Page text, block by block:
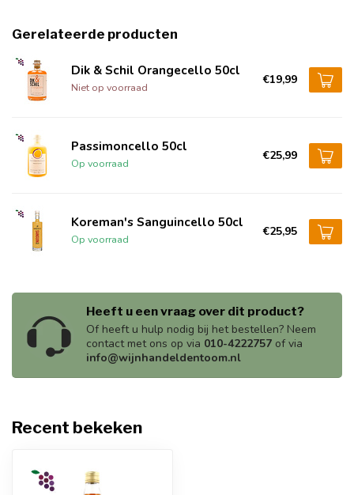
Gerelateerde producten
Dik & Schil Orangecello 50cl
Niet op voorraad
€19,99
Passimoncello 50cl
Op voorraad
€25,99
Koreman's Sanguincello 50cl
Op voorraad
€25,95
Heeft u een vraag over dit product?
Of heeft u hulp nodig bij het bestellen? Neem
contact met ons op via 010-4222757 of via
info@wijnhandeldentoom.nl
Recent bekeken